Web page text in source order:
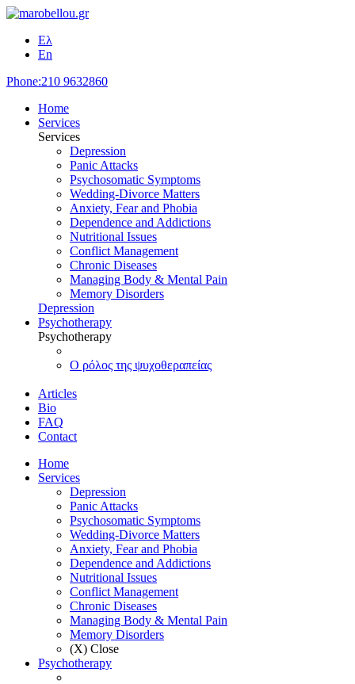
Ελ
En
Phone:210 9632860
Home
Services
Services
Depression
Panic Attacks
Psychosomatic Symptoms
Wedding-Divorce Matters
Anxiety, Fear and Phobia
Dependence and Addictions
Nutritional Issues
Conflict Management
Chronic Diseases
Managing Body & Mental Pain
Memory Disorders
Depression
Psychotherapy
Psychotherapy
Ο ρόλος της ψυχοθεραπείας
Articles
Bio
FAQ
Contact
Home
Services
Depression
Panic Attacks
Psychosomatic Symptoms
Wedding-Divorce Matters
Anxiety, Fear and Phobia
Dependence and Addictions
Nutritional Issues
Conflict Management
Chronic Diseases
Managing Body & Mental Pain
Memory Disorders
(X) Close
Psychotherapy